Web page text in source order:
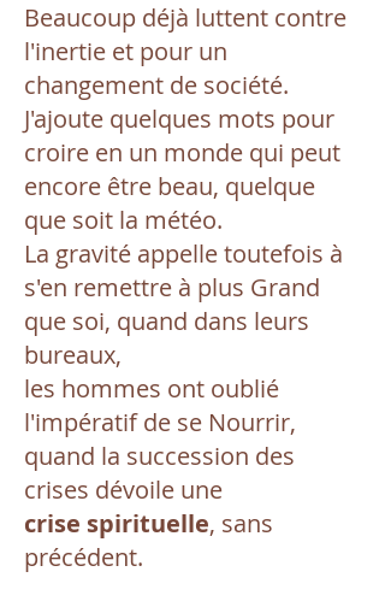
Beaucoup déjà luttent contre
l'inertie et pour un
changement de société.
J'ajoute quelques mots pour
croire en un monde qui peut
encore être beau, quelque
que soit la météo.
La gravité appelle toutefois à
s'en remettre à plus Grand
que soi, quand dans leurs
bureaux,
les hommes ont oublié
l'impératif de se Nourrir,
quand la succession des
crises dévoile une
crise spirituelle, sans
précédent.